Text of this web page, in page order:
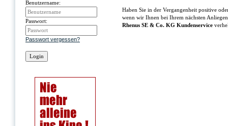
Benutzername:
Passwort:
Passwort vergessen?
Haben Sie in der Vergangenheit positive
wenn wir Ihnen bei Ihrem nächsten
Rhenus SE & Co. KG Kundenservice